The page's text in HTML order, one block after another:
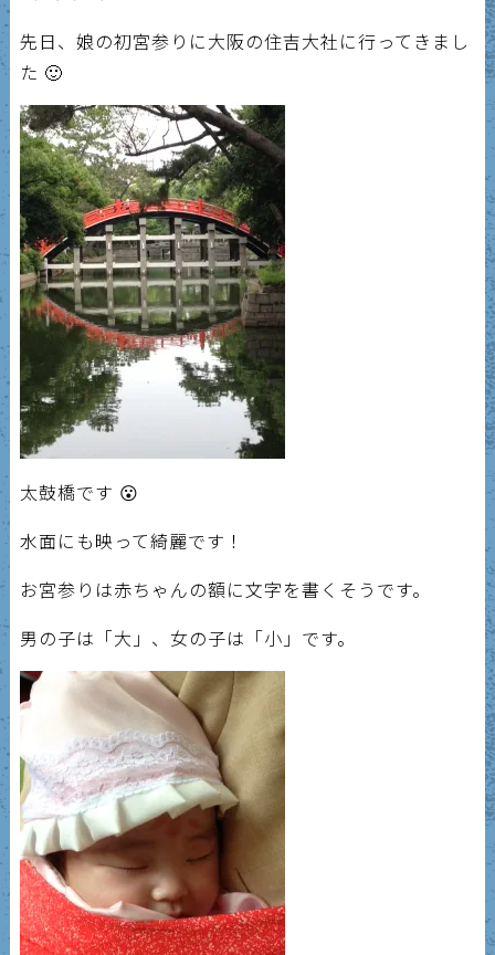
先日、娘の初宮参りに大阪の住吉大社に行ってきまし
た 🙂
太鼓橋です 😮
水面にも映って綺麗です！
お宮参りは赤ちゃんの額に文字を書くそうです。
男の子は「大」、女の子は「小」です。